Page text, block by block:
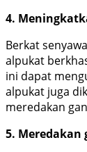
4.
Berkat
alpukat
ini dapat
alpukat juga
meredakan
5. Meredakan